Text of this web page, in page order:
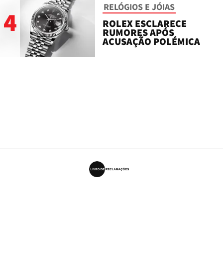
4 RELÓGIOS E JÓIAS
ROLEX ESCLARECE
RUMORES APÓS
ACUSAÇÃO POLÉMICA